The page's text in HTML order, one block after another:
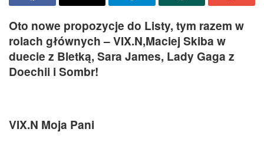
Oto nowe propozycje do Listy, tym razem w
rolach głównych – VIX.N,Maciej Skiba w
duecie z Bletką, Sara James, Lady Gaga z
Doechii i Sombr!
VIX.N Moja Pani